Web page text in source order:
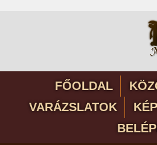
FŐOLDAL
VARÁZSLATOK